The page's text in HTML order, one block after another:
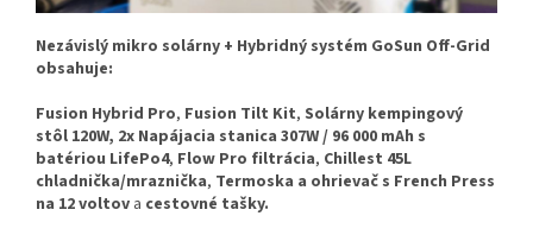
Nezávislý mikro solárny + Hybridný systém GoSun Off-Grid
obsahuje:
Fusion Hybrid Pro, Fusion Tilt Kit, Solárny kempingový
stôl 120W, 2x Napájacia stanica 307W / 96 000 mAh s
batériou LifePo4, Flow Pro filtrácia, Chillest 45L
chladnička/mraznička, Termoska a ohrievač s French Press
na 12 voltov a cestovné tašky.